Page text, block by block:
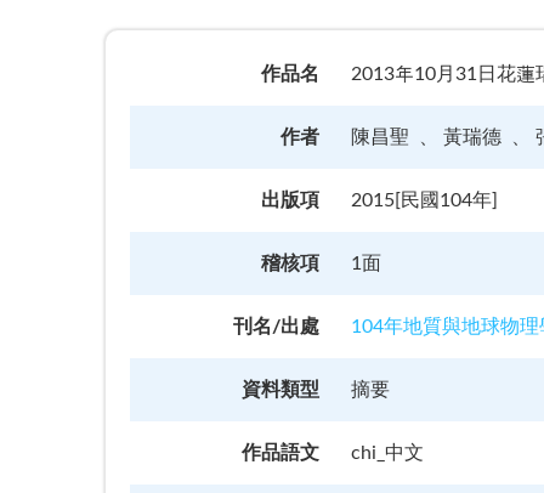
作品名 2013年10月31日花蓮
作者 陳昌聖 黃瑞德
出版項 2015[民國104年]
稽核項 1面
刊名/出處 104年地質與地球物
資料類型 摘要
作品語文 chi_中文